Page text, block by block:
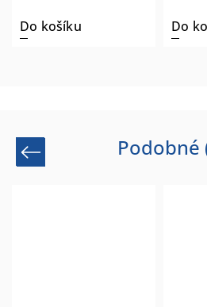
Do košíku Do
Podobné
Previous